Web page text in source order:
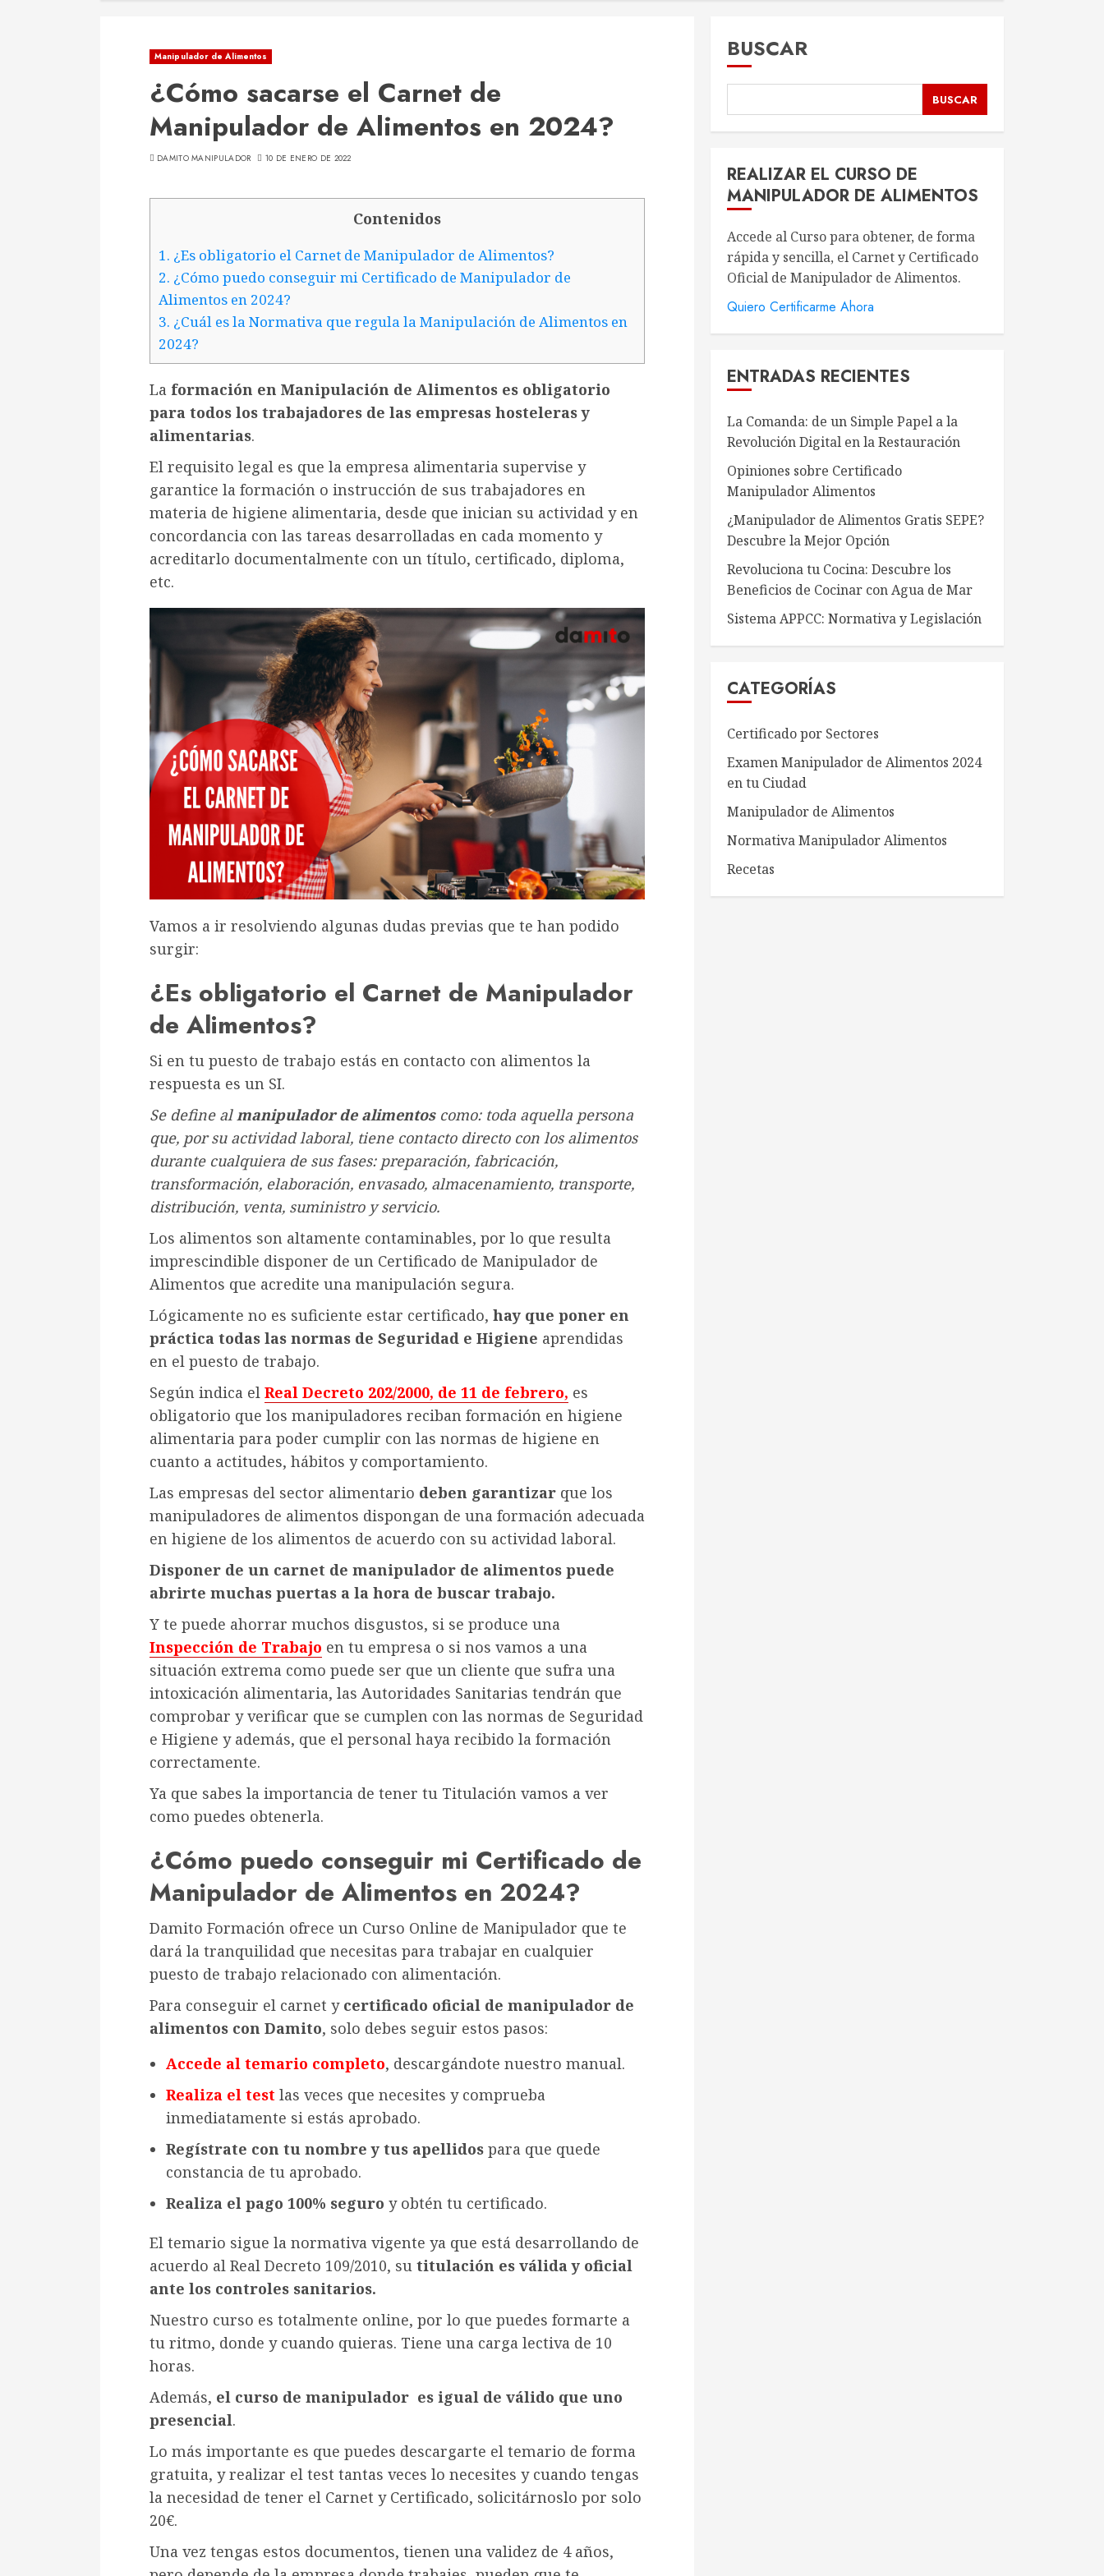
Manipulador de Alimentos
¿Cómo sacarse el Carnet de
Manipulador de Alimentos en 2024?
DAMITO MANIPULADOR 10 DE ENERO DE 2022
Contenidos
1. ¿Es obligatorio el Carnet de Manipulador de Alimentos?
2. ¿Cómo puedo conseguir mi Certificado de Manipulador de
Alimentos en 2024?
3. ¿Cuál es la Normativa que regula la Manipulación de Alimentos en
2024?
La formación en Manipulación de Alimentos es obligatorio
para todos los trabajadores de las empresas hosteleras y
alimentarias.
El requisito legal es que la empresa alimentaria supervise y
garantice la formación o instrucción de sus trabajadores en
materia de higiene alimentaria, desde que inician su actividad y en
concordancia con las tareas desarrolladas en cada momento y
acreditarlo documentalmente con un título, certificado, diploma,
etc.
Vamos a ir resolviendo algunas dudas previas que te han podido
surgir:
¿Es obligatorio el Carnet de Manipulador
de Alimentos?
Si en tu puesto de trabajo estás en contacto con alimentos la
respuesta es un SI.
Se define al manipulador de alimentoscomo: toda aquella persona
que, por su actividad laboral, tiene contacto directo con los alimentos
durante cualquiera de sus fases: preparación, fabricación,
transformación, elaboración, envasado, almacenamiento, transporte,
distribución, venta, suministro y servicio.
Los alimentos son altamente contaminables, por lo que resulta
imprescindible disponer de un Certificado de Manipulador de
Alimentos que acredite una manipulación segura.
Lógicamente no es suficiente estar certificado, hay que poner en
práctica todas las normas de Seguridad e Higiene aprendidas
en el puesto de trabajo.
Según indica el Real Decreto 202/2000, de 11 de febrero, es
obligatorio que los manipuladores reciban formación en higiene
alimentaria para poder cumplir con las normas de higiene en
cuanto a actitudes, hábitos y comportamiento.
Las empresas del sector alimentario deben garantizar que los
manipuladores de alimentos dispongan de una formación adecuada
en higiene de los alimentos de acuerdo con su actividad laboral.
Disponer de un carnet de manipulador de alimentos puede
abrirte muchas puertas a la hora de buscar trabajo.
Y te puede ahorrar muchos disgustos, si se produce una
Inspección de Trabajo en tu empresa o si nos vamos a una
situación extrema como puede ser que un cliente que sufra una
intoxicación alimentaria, las Autoridades Sanitarias tendrán que
comprobar y verificar que se cumplen con las normas de Seguridad
e Higiene y además, que el personal haya recibido la formación
correctamente.
Ya que sabes la importancia de tener tu Titulación vamos a ver
como puedes obtenerla.
¿Cómo puedo conseguir mi Certificado de
Manipulador de Alimentos en 2024?
Damito Formación ofrece un Curso Online de Manipulador que te
dará la tranquilidad que necesitas para trabajar en cualquier
puesto de trabajo relacionado con alimentación.
Para conseguir el carnet y certificado oficial de manipulador de
alimentos con Damito, solo debes seguir estos pasos:
Accede al temario completo, descargándote nuestro manual.
Realiza el test las veces que necesites y comprueba
inmediatamente si estás aprobado.
Regístrate con tu nombre y tus apellidos para que quede
constancia de tu aprobado.
Realiza el pago 100% seguro y obtén tu certificado.
El temario sigue la normativa vigente ya que está desarrollando de
acuerdo al Real Decreto 109/2010, su titulación es válida y oficial
ante los controles sanitarios.
Nuestro curso es totalmente online, por lo que puedes formarte a
tu ritmo, donde y cuando quieras. Tiene una carga lectiva de 10
horas.
Además, el curso de manipulador es igual de válido que uno
presencial.
Lo más importante es que puedes descargarte el temario de forma
gratuita, y realizar el test tantas veces lo necesites y cuando tengas
la necesidad de tener el Carnet y Certificado, solicitárnoslo por solo
20€.
Una vez tengas estos documentos, tienen una validez de 4 años,
BUSCAR
BUSCAR
REALIZAR EL CURSO DE
MANIPULADOR DE ALIMENTOS
Accede al Curso para obtener, de forma
rápida y sencilla, el Carnet y Certificado
Oficial de Manipulador de Alimentos.
Quiero Certificarme Ahora
ENTRADAS RECIENTES
La Comanda: de un Simple Papel a la
Revolución Digital en la Restauración
Opiniones sobre Certificado
Manipulador Alimentos
¿Manipulador de Alimentos Gratis SEPE?
Descubre la Mejor Opción
Revoluciona tu Cocina: Descubre los
Beneficios de Cocinar con Agua de Mar
Sistema APPCC: Normativa y Legislación
CATEGORÍAS
Certificado por Sectores
Examen Manipulador de Alimentos 2024
en tu Ciudad
Manipulador de Alimentos
Normativa Manipulador Alimentos
Recetas